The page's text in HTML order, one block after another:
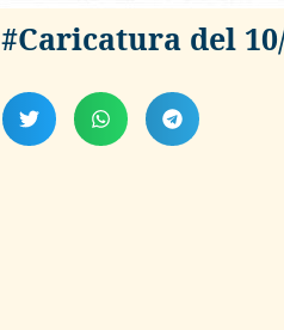
#Caricatura del